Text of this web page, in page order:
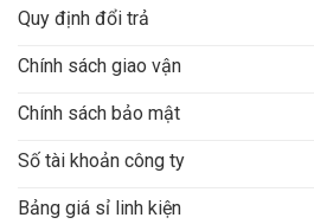
Quy định đổi trả
Chính sách giao vận
Chính sách bảo mật
Số tài khoản công ty
Bảng giá sỉ linh kiện